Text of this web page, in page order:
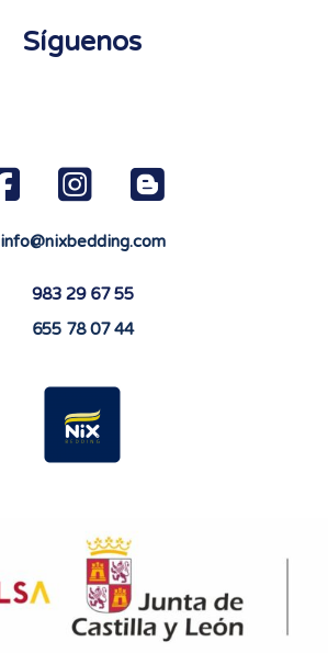
Síguenos
info@nixbedding.com
983 29 67 55
655 78 07 44